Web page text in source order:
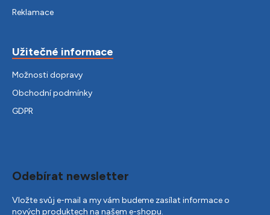
Reklamace
Užitečné informace
Možnosti dopravy
Obchodní podmínky
GDPR
Odebírat newsletter
Vložte svůj e-mail a my vám budeme zasílat informace o
nových produktech na našem e-shopu.